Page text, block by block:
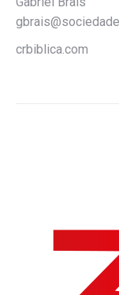
crbiblica.com